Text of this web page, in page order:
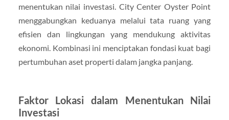
menentukan nilai investasi. City Center Oyster Point
menggabungkan keduanya melalui tata ruang yang
efisien dan lingkungan yang mendukung aktivitas
ekonomi. Kombinasi ini menciptakan fondasi kuat bagi
pertumbuhan aset properti dalam jangka panjang.
Faktor Lokasi dalam Menentukan Nilai
Investasi